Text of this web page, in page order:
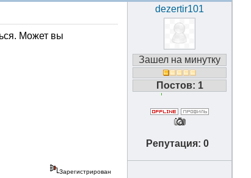
Может вы
dezertir101
Зашел на минутку
Постов: 1
Репутация: 0
Зарегистрирован